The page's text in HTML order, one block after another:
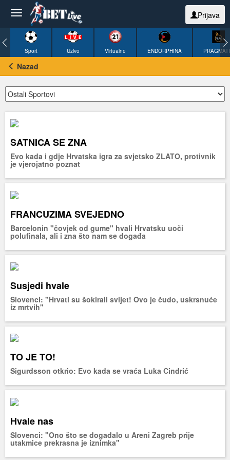
Prijava
Sport Uživo Virtualne ENDORPHINA
Nazad
SATNICA SE ZNA
Evo kada i gdje Hrvatska igra za svjetsko ZLATO, protivnik
je vjerojatno poznat
FRANCUZIMA SVEJEDNO
Barcelonin "čovjek od gume" hvali Hrvatsku uoči
polufinala, ali i zna što nam se događa
Susjedi hvale
Slovenci: "Hrvati su šokirali svijet! Ovo je čudo, uskrsnuće
iz mrtvih"
TO JE TO!
Sigurdsson otkrio: Evo kada se vraća Luka Cindrić
Hvale nas
Slovenci: "Ono što se događalo u Areni Zagreb prije
utakmice prekrasna je iznimka"